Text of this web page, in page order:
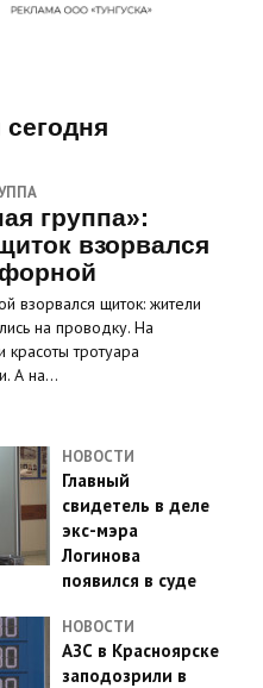
группа»:
взорвался
взорвался щиток: жители
на проводку. На
красоты тротуара
А на…
НОВОСТИ
Главный
свидетель в деле
экс-мэра
Логинова
появился в суде
НОВОСТИ
АЗС в Красноярске
заподозрили в